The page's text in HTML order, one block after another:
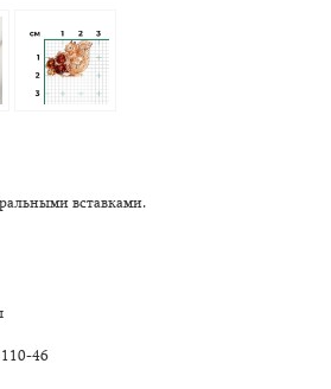
вставками.
46